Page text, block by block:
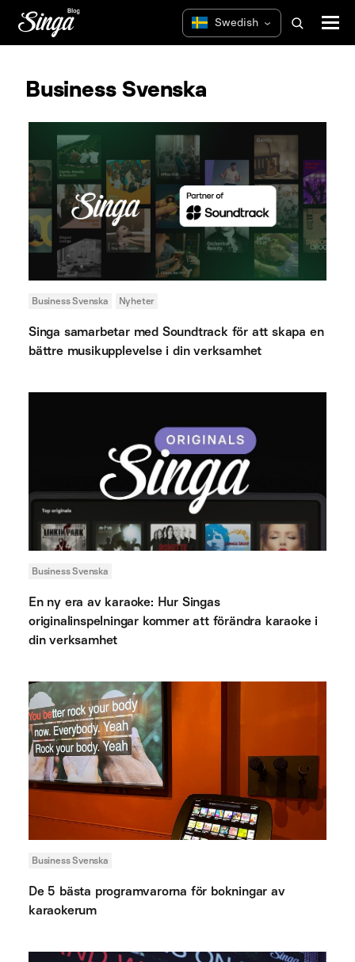
Business Svenska
Business Svenska Nyheter
Singa samarbetar med Soundtrack för att skapa en
bättre musikupplevelse i din verksamhet
Business Svenska
En ny era av karaoke: Hur Singas
originalinspelningar kommer att förändra karaoke i
din verksamhet
Business Svenska
De 5 bästa programvarorna för bokningar av
karaokerum